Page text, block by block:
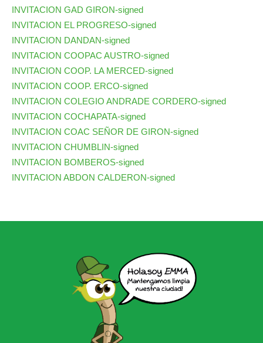
INVITACION GAD GIRON-signed
INVITACION EL PROGRESO-signed
INVITACION DANDAN-signed
INVITACION COOPAC AUSTRO-signed
INVITACION COOP. LA MERCED-signed
INVITACION COOP. ERCO-signed
INVITACION COLEGIO ANDRADE CORDERO-signed
INVITACION COCHAPATA-signed
INVITACION COAC SEÑOR DE GIRON-signed
INVITACION CHUMBLIN-signed
INVITACION BOMBEROS-signed
INVITACION ABDON CALDERON-signed